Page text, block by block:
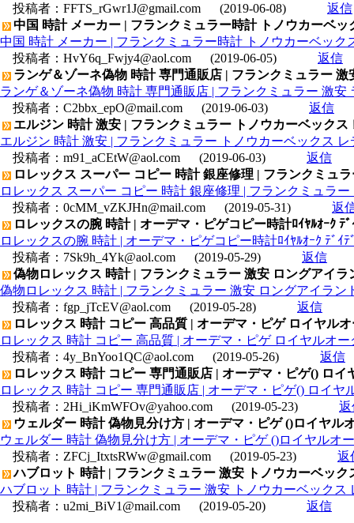
投稿者： FFTS_rGwr1J@gmail.com (2019-06-08)
返信
中国 時計 メーカー | フランクミュラー時計 トノウカーベ
中国 時計 メーカー | フランクミュラー時計 トノウカーベッ
投稿者： HvY6q_Fwjy4@aol.com (2019-06-05)
返信
ランゲ＆ゾーネ偽物 時計 専門通販店 | フランクミュラー
ランゲ＆ゾーネ偽物 時計 専門通販店 | フランクミュラー 激
投稿者： C2bbx_epO@mail.com (2019-06-03)
返信
エルジン 時計 激安 | フランクミュラー トノウカーベックス
エルジン 時計 激安 | フランクミュラー トノウカーベックス レ
投稿者： m91_aCEtW@aol.com (2019-06-03)
返信
ロレックス スーパー コピー 時計 銀座修理 | フランクミュ
ロレックス スーパー コピー 時計 銀座修理 | フランクミュラ
投稿者： 0cMM_vZKJHn@mail.com (2019-05-31)
返
ロレックスの腕 時計 | オーデマ・ピゲコピー時計ﾛｲﾔﾙｵｰｸ ﾃﾞ
ロレックスの腕 時計 | オーデマ・ピゲコピー時計ﾛｲﾔﾙｵｰｸ ﾃﾞｲﾃ
投稿者： 7Sk9h_4Yk@aol.com (2019-05-29)
返信
偽物ロレックス 時計 | フランクミュラー 激安 ロングアイ
偽物ロレックス 時計 | フランクミュラー 激安 ロングアイラ
投稿者： fgp_jTcEV@aol.com (2019-05-28)
返信
ロレックス 時計 コピー 高品質 | オーデマ・ピゲ ロイヤル
ロレックス 時計 コピー 高品質 | オーデマ・ピゲ ロイヤルオ
投稿者： 4y_BnYoo1QC@aol.com (2019-05-26)
返信
ロレックス 時計 コピー 専門通販店 | オーデマ・ピゲ() ロイ
ロレックス 時計 コピー 専門通販店 | オーデマ・ピゲ() ロイヤ
投稿者： 2Hi_iKmWFOv@yahoo.com (2019-05-23)
返
ウェルダー 時計 偽物見分け方 | オーデマ・ピゲ ()ロイヤル
ウェルダー 時計 偽物見分け方 | オーデマ・ピゲ ()ロイヤルオ
投稿者： ZFCj_ItxtsRWw@gmail.com (2019-05-23)
返
ハブロット 時計 | フランクミュラー 激安 トノウカーベッ
ハブロット 時計 | フランクミュラー 激安 トノウカーベックス
投稿者： u2mi_BiV1@mail.com (2019-05-20) 返信